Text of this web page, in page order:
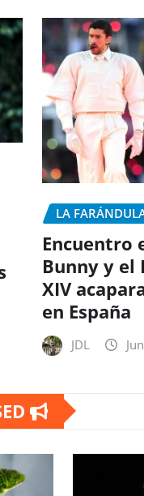
LA
Encuentro
Bunny y el
XIV
en España
JDL